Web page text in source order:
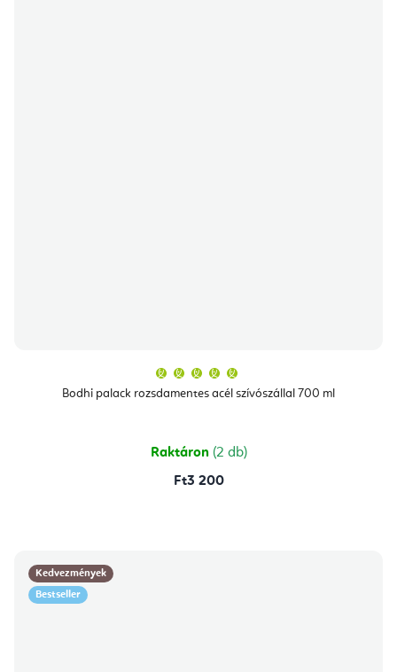
Bodhi palack rozsdamentes acél szívószállal 700 ml
átlagos
értékelése
csillag.
Raktáron (2 db)
Ft3 200
Kedvezmények
Bestseller